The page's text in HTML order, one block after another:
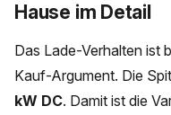
Hause im Detail
Das Lade-Verhalten ist
Kauf-Argument. Die
kW DC. Damit ist die